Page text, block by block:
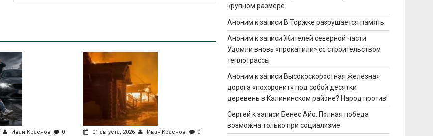
Иван Краснов 0 01 августа, 2026 Иван Краснов 0
крупном размере
Аноним к записи В Торжке разрушается память
Аноним к записиЖителей северной части
Удомли вновь «прокатили» со строительством
теплотрассы
Аноним к записи Высокоскоростная железная
дорога «похоронит» под собой десятки
деревень в Калининском районе? Народ против!
Сергей к записи Бенес Айо. Полная победа
возможна только при социализме